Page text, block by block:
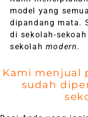
model yang
dipandang mata.
di sekolah-
sekolah modern.
Kami menjual
sudah